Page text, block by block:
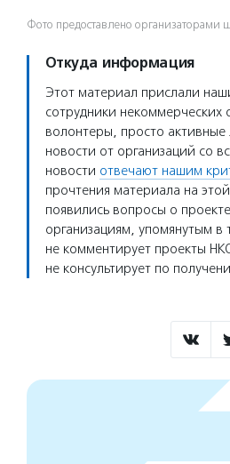
Фото предоставлено организаторами
Откуда информация
Этот материал прислали
сотрудники некоммерческих
волонтеры, просто
новости от организаций со
новости отвечают нашим
прочтения материала на
появились вопросы о
организациям, упомянутым в
не комментирует проекты
не консультирует по